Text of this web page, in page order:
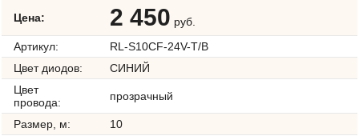
Цена: 2 450 руб.
Артикул:
RL-S10CF-24V-T/B
Цвет диодов:
СИНИЙ
Цвет
провода:
прозрачный
Размер, м:
10